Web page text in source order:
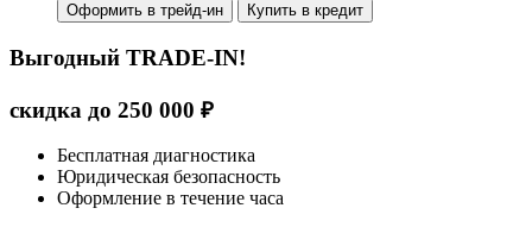
Оформить в трейд-ин Купить в кредит
Выгодный TRADE-IN!
скидка до 250 000 ₽
Бесплатная диагностика
Юридическая безопасность
Оформление в течение часа